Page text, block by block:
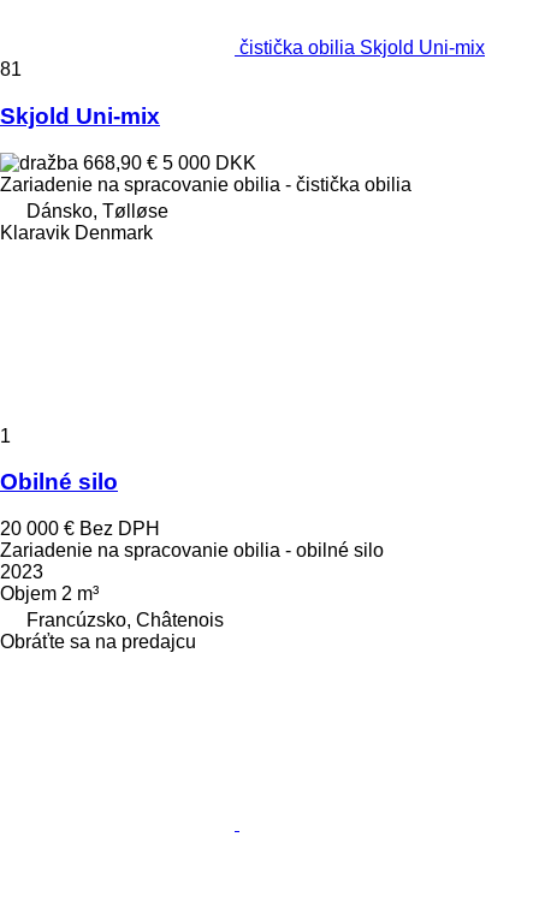
čistička obilia Skjold Uni-mix
81
Skjold Uni-mix
668,90 € 5 000 DKK
Zariadenie na spracovanie obilia - čistička obilia
Dánsko, Tølløse
Klaravik Denmark
1
Obilné silo
20 000 € Bez DPH
Zariadenie na spracovanie obilia - obilné silo
2023
Objem 2 m³
Francúzsko, Châtenois
Obráťte sa na predajcu